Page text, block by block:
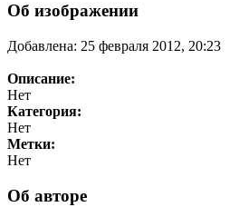
Об изображении
Добавлена: 25 февраля 2012, 20:23
Описание:
Нет
Категория:
Нет
Метки:
Нет
Об авторе